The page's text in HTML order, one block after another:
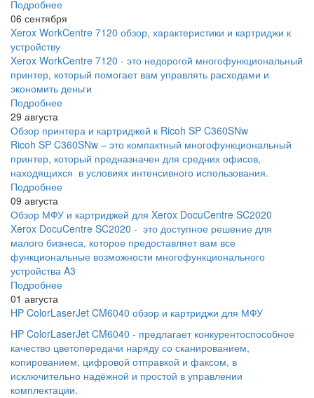
Подробнее
06 сентября
Xerox WorkCentre 7120 обзор, характеристики и картриджи к
устройству
Xerox WorkCentre 7120 - это недорогой многофункциональный
принтер, который помогает вам управлять расходами и
экономить деньги
Подробнее
29 августа
Обзор принтера и картриджей к Ricoh SP C360SNw
Ricoh SP C360SNw – это компактный многофункциональный
принтер, который предназначен для средних офисов,
находящихся в условиях интенсивного использования.
Подробнее
09 августа
Обзор МФУ и картриджей для Xerox DocuCentre SC2020
Xerox DocuCentre SC2020 - это доступное решение для
малого бизнеса, которое предоставляет вам все
функциональные возможности многофункционального
устройства A3
Подробнее
01 августа
HP ColorLaserJet CM6040 обзор и картриджи для МФУ
HP ColorLaserJet CM6040 - предлагает конкурентоспособное
качество цветопередачи наряду со сканированием,
копированием, цифровой отправкой и факсом, в
исключительно надёжной и простой в управлении
комплектации.